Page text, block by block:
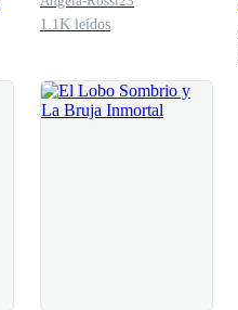
1.1K leídos